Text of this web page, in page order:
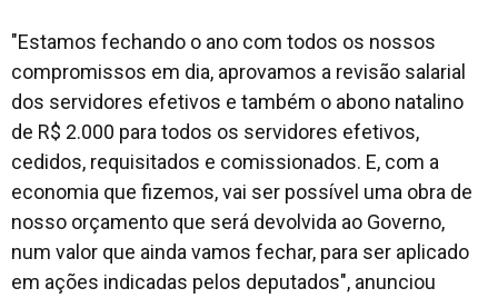
"Estamos fechando o ano com todos os nossos
compromissos em dia, aprovamos a revisão salarial
dos servidores efetivos e também o abono natalino
de R$ 2.000 para todos os servidores efetivos,
cedidos, requisitados e comissionados. E, com a
economia que fizemos, vai ser possível uma obra de
nosso orçamento que será devolvida ao Governo,
num valor que ainda vamos fechar, para ser aplicado
em ações indicadas pelos deputados", anunciou